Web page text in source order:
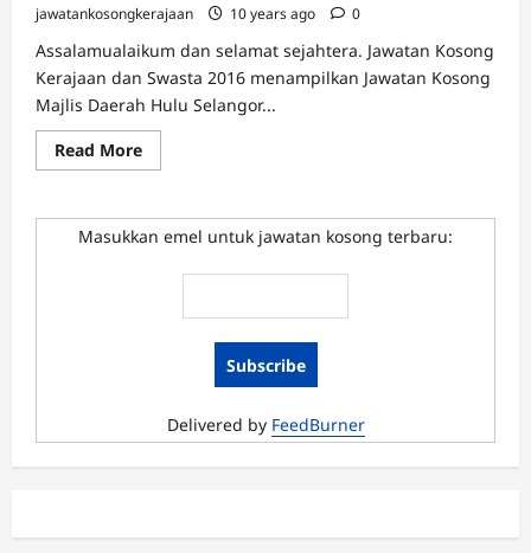
jawatankosongkerajaan 10 years ago 0
Assalamualaikum dan selamat sejahtera. Jawatan Kosong
Kerajaan dan Swasta 2016 menampilkan Jawatan Kosong
Majlis Daerah Hulu Selangor...
Read MoreRead
more
Kosong
Majlis
Daerah
Selangor
Masukkan emel untuk jawatan kosong terbaru:
Delivered by FeedBurner